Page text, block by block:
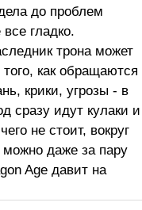
до проблем
гладко.
трона может
как обращаются
крики, угрозы - в
сразу идут кулаки и
не стоит, вокруг
можно даже за пару
Age давит на